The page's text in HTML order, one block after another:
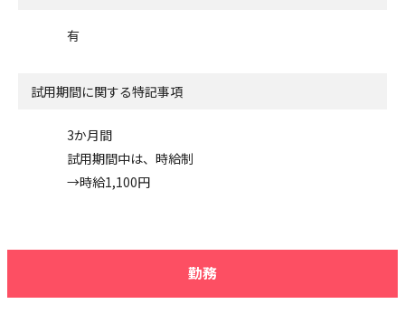
有
試用期間に関する特記事項
3か月間
試用期間中は、時給制
→時給1,100円
勤務